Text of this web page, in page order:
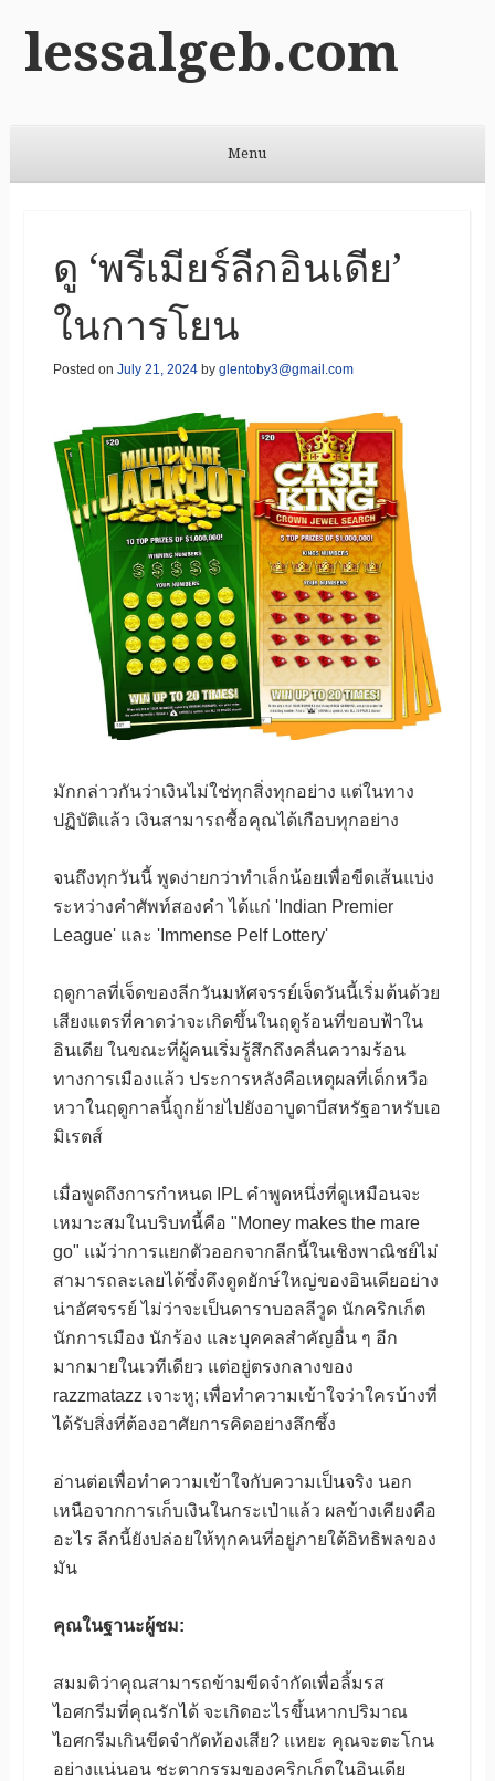
lessalgeb.com
Menu
ดู ‘พรีเมียร์ลีกอินเดีย’
ในการโยน
Posted on July 21, 2024by glentoby3@gmail.com
มักกล่าวกันว่าเงินไม่ใช่ทุกสิ่งทุกอย่าง แต่ในทาง
ปฏิบัติแล้ว เงินสามารถซื้อคุณได้เกือบทุกอย่าง
จนถึงทุกวันนี้ พูดง่ายกว่าทำเล็กน้อยเพื่อขีดเส้นแบ่ง
ระหว่างคำศัพท์สองคำ ได้แก่ 'Indian Premier
League' และ 'Immense Pelf Lottery'
ฤดูกาลที่เจ็ดของลีกวันมหัศจรรย์เจ็ดวันนี้เริ่มต้นด้วย
เสียงแตรที่คาดว่าจะเกิดขึ้นในฤดูร้อนที่ขอบฟ้าใน
อินเดีย ในขณะที่ผู้คนเริ่มรู้สึกถึงคลื่นความร้อน
ทางการเมืองแล้ว ประการหลังคือเหตุผลที่เด็กหวือ
หวาในฤดูกาลนี้ถูกย้ายไปยังอาบูดาบีสหรัฐอาหรับเอ
มิเรตส์
เมื่อพูดถึงการกำหนด IPL คำพูดหนึ่งที่ดูเหมือนจะ
เหมาะสมในบริบทนี้คือ "Money makes the mare
go" แม้ว่าการแยกตัวออกจากลีกนี้ในเชิงพาณิชย์ไม่
สามารถละเลยได้ซึ่งดึงดูดยักษ์ใหญ่ของอินเดียอย่าง
น่าอัศจรรย์ ไม่ว่าจะเป็นดาราบอลลีวูด นักคริกเก็ต
นักการเมือง นักร้อง และบุคคลสำคัญอื่น ๆ อีก
มากมายในเวทีเดียว แต่อยู่ตรงกลางของ
razzmatazz เจาะหู; เพื่อทำความเข้าใจว่าใครบ้างที่
ได้รับสิ่งที่ต้องอาศัยการคิดอย่างลึกซึ้ง
อ่านต่อเพื่อทำความเข้าใจกับความเป็นจริง นอก
เหนือจากการเก็บเงินในกระเป๋าแล้ว ผลข้างเคียงคือ
อะไร ลีกนี้ยังปล่อยให้ทุกคนที่อยู่ภายใต้อิทธิพลของ
มัน
คุณในฐานะผู้ชม:
สมมติว่าคุณสามารถข้ามขีดจำกัดเพื่อลิ้มรส
ไอศกรีมที่คุณรักได้ จะเกิดอะไรขึ้นหากปริมาณ
ไอศกรีมเกินขีดจำกัดท้องเสีย? แหยะ คุณจะตะโกน
อย่างแน่นอน ชะตากรรมของคริกเก็ตในอินเดีย